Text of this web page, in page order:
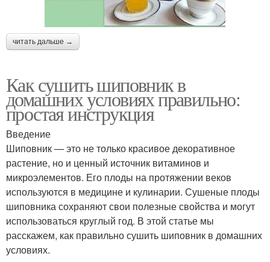
читать дальше →
Как сушить шиповник в
домашних условиях правильно:
простая инструкция
Введение
Шиповник — это не только красивое декоративное
растение, но и ценный источник витаминов и
микроэлементов. Его плоды на протяжении веков
используются в медицине и кулинарии. Сушеные плоды
шиповника сохраняют свои полезные свойства и могут
использоваться круглый год. В этой статье мы
расскажем, как правильно сушить шиповник в домашних
условиях.